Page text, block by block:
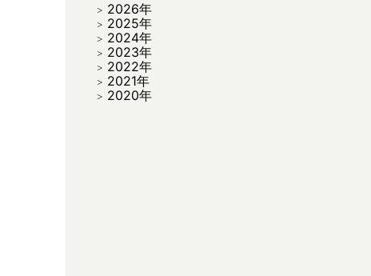
2026年
2025年
2024年
2023年
2022年
2021年
2020年